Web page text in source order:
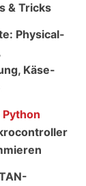
& Tricks
Physical-
Käse-